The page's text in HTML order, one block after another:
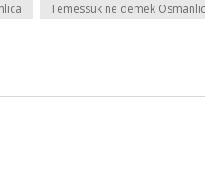
Temessuk ne demek